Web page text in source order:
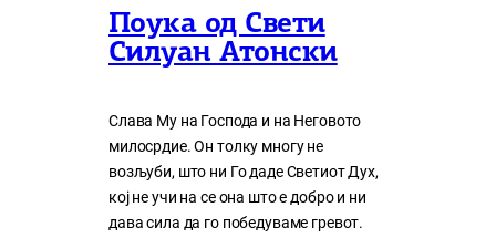
Поука од Свети
Силуан Атонски
Слава Му на Господа и на Неговото
милосрдие. Он толку многу нe
возљуби, што ни Го даде Светиот Дух,
кој нe учи на сe она што е добро и ни
дава сила да го победуваме гревот.